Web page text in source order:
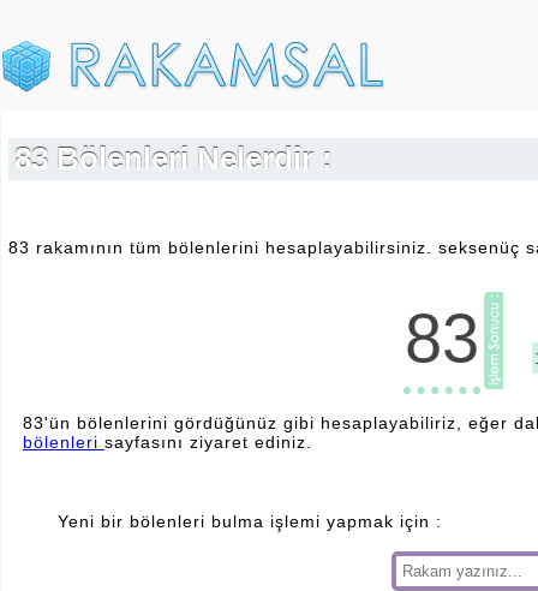
83 Bölenleri Nelerdir :
83 rakamının tüm bölenlerini hesaplayabilirsiniz. seksenüç
83
83'ün bölenlerini gördüğünüz gibi hesaplayabiliriz, eğer
bölenleri sayfasını ziyaret ediniz.
Yeni bir bölenleri bulma işlemi yapmak için :